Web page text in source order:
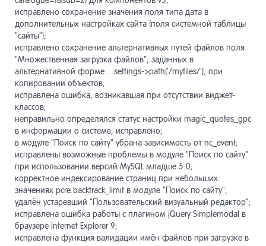
исправлено сохранение значения поля типа дата в
дополнительных настройках сайта (поля системной таблицы
"сайты");
исправлено сохранение альтернативных путей файлов поля
"Множественная загрузка файлов", заданных в
альтернативной форме ...settings->path('/myfiles/'), при
копировании объектов;
исправлена ошибка, возникавшая при отсутствии виджет-
классов;
неправильно определялся статус настройки magic_quotes_gpc
в информации о системе, исправлено;
в модуле "Поиск по сайту" убрана зависимость от nc_event;
исправлены возможные проблемы в модуле "Поиск по сайту"
при использовании версий MySQL младше 5.0;
корректное индексирование страниц при небольших
значениях pcre.backtrack_limit в модуле "Поиск по сайту";
удалён устаревший "Пользовательский визуальный редактор";
исправлена ошибка работы с плагином jQuery Simplemodal в
браузере Internet Explorer 9;
исправлена функция валидации имён файлов при загрузке в